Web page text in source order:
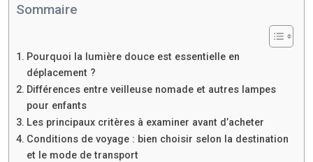
Sommaire
Pourquoi la lumière douce est essentielle en
déplacement ?
Différences entre veilleuse nomade et autres lampes
pour enfants
Les principaux critères à examiner avant d’acheter
Conditions de voyage : bien choisir selon la destination
et le mode de transport